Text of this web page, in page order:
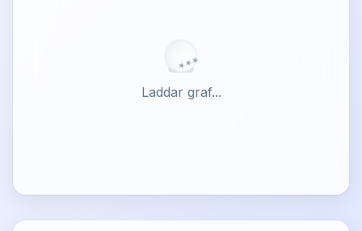
Laddar graf...